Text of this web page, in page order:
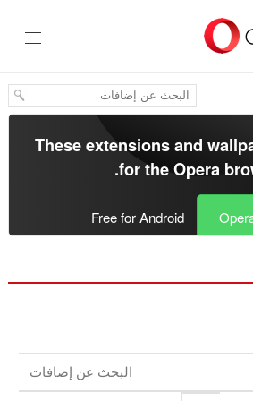
These extensions and
for theOpera
.
Free for Android